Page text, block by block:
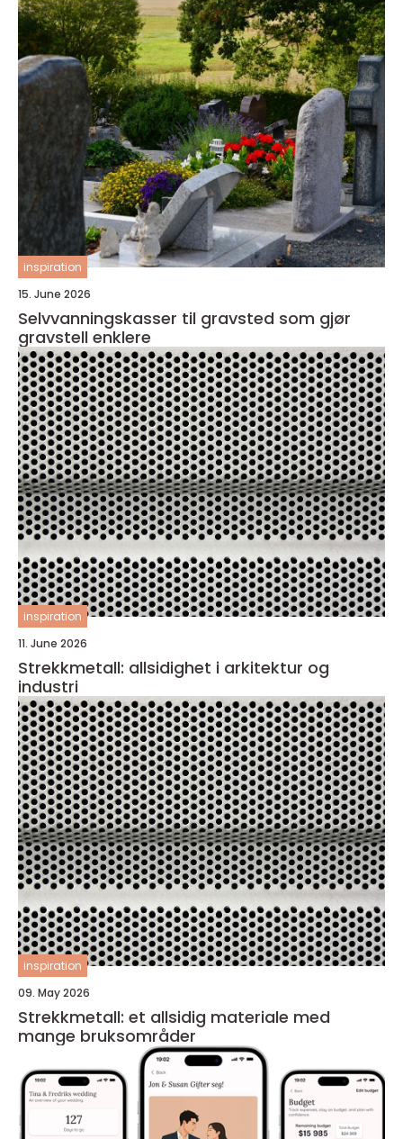
inspiration
15. June 2026
Selvvanningskasser til gravsted som gjør
gravstell enklere
inspiration
11. June 2026
Strekkmetall: allsidighet i arkitektur og
industri
inspiration
09. May 2026
Strekkmetall: et allsidig materiale med
mange bruksområder